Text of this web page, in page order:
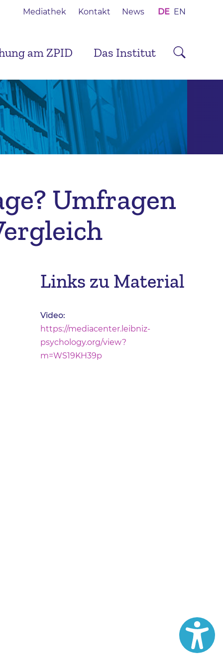
Mediathek Kontakt News DE EN
am ZPID Das Institut
Umfragen
Links zu Material
Video:
https://mediacenter.leibniz-
psychology.org/view?
m=WS19KH39p